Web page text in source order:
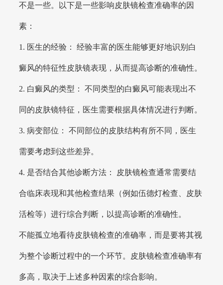
不是一些。以下是一些影响皮肤镜检查准确率的因
素：
1. 医生的经验： 经验丰富的医生能够更好地识别白
癜风的特征性皮肤镜表现，从而提高诊断的准确性。
2. 白癜风的类型： 不同类型的白癜风可能表现出不
同的皮肤镜特征，医生需要根据具体情况进行判断。
3. 病变部位： 不同部位的皮肤结构有所不同，医生
需要考虑到这些差异。
4. 是否结合其他诊断方法： 皮肤镜检查通常需要结
合临床表现和其他检查结果（例如伍德灯检查、皮肤
活检等）进行综合判断，以提高诊断的准确性。
不能孤立地看待皮肤镜检查的准确率，而是要将其视
为整个诊断过程中的一个环节。皮肤镜检查准确率有
多高，取决于上述多种因素的综合影响。